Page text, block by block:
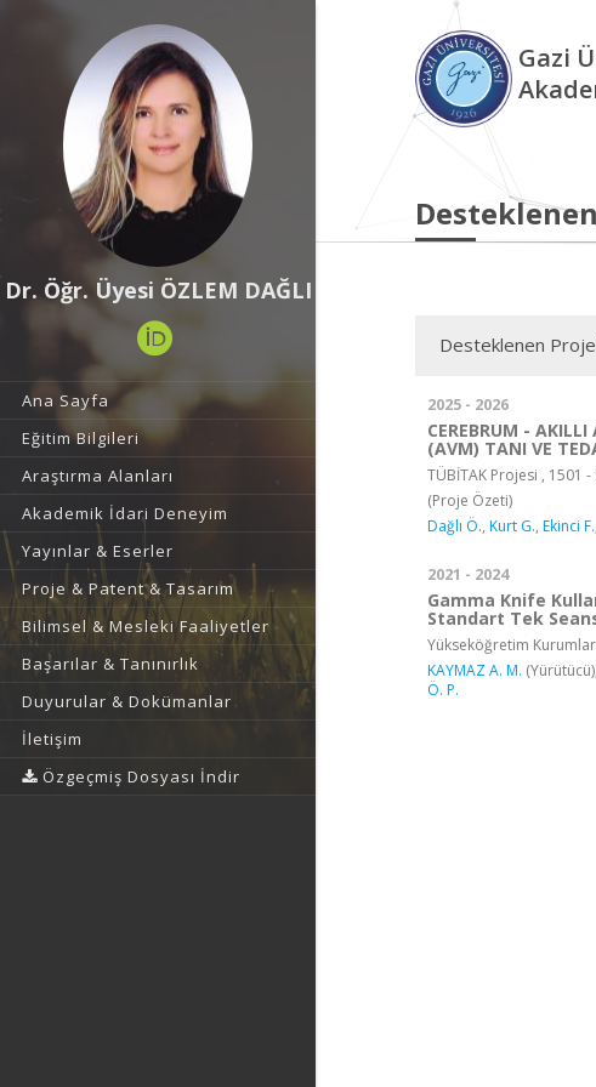
Dr. Öğr. Üyesi ÖZLEM DAĞLI
Ana Sayfa
Eğitim Bilgileri
Araştırma Alanları
Akademik İdari Deneyim
Yayınlar & Eserler
Proje & Patent & Tasarım
Bilimsel & Mesleki Faaliyetler
Başarılar & Tanınırlık
Duyurular & Dokümanlar
İletişim
Özgeçmiş Dosyası İndir
Gazi
Desteklenen
2025 - 2026
CEREBRUM -
(AVM) TANI VE
TÜBİTAK Projesi , 1501
(Proje Özeti)
Dağlı Ö., Kurt G., Ekinci F.
2021 - 2024
Gamma Knife
Standart Tek
Yükseköğretim
KAYMAZ A. M. (Yürütücü),
Ö. P.